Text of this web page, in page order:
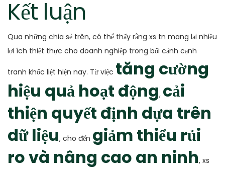
Kết luận
Qua những chia sẻ trên, có thể thấy rằng xs tn mang lại nhiều
lợi ích thiết thực cho doanh nghiệp trong bối cảnh cạnh
tranh khốc liệt hiện nay. Từ việc tăng cường
hiệu quả hoạt động, cải
thiện quyết định dựa trên
dữ liệu, cho đến giảm thiểu rủi
ro và nâng cao an ninh, xs